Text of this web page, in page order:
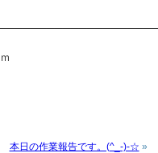
本日の作業報告です。(^_-)-☆ »